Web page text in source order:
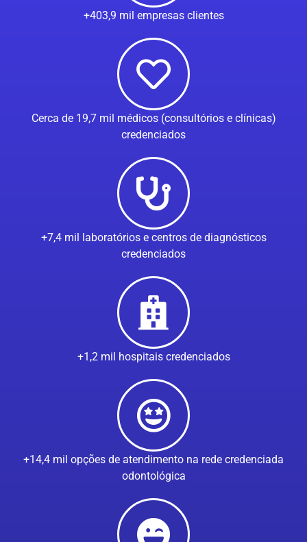
+403,9 mil empresas clientes
Cerca de 19,7 mil médicos (consultórios e clínicas)
credenciados
+7,4 mil laboratórios e centros de diagnósticos
credenciados
+1,2 mil hospitais credenciados
+14,4 mil opções de atendimento na rede credenciada
odontológica